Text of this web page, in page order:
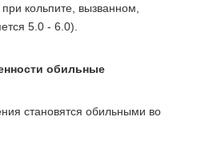
кольпите, вызванном,
5.0 - 6.0).
обильные
становятся обильными во